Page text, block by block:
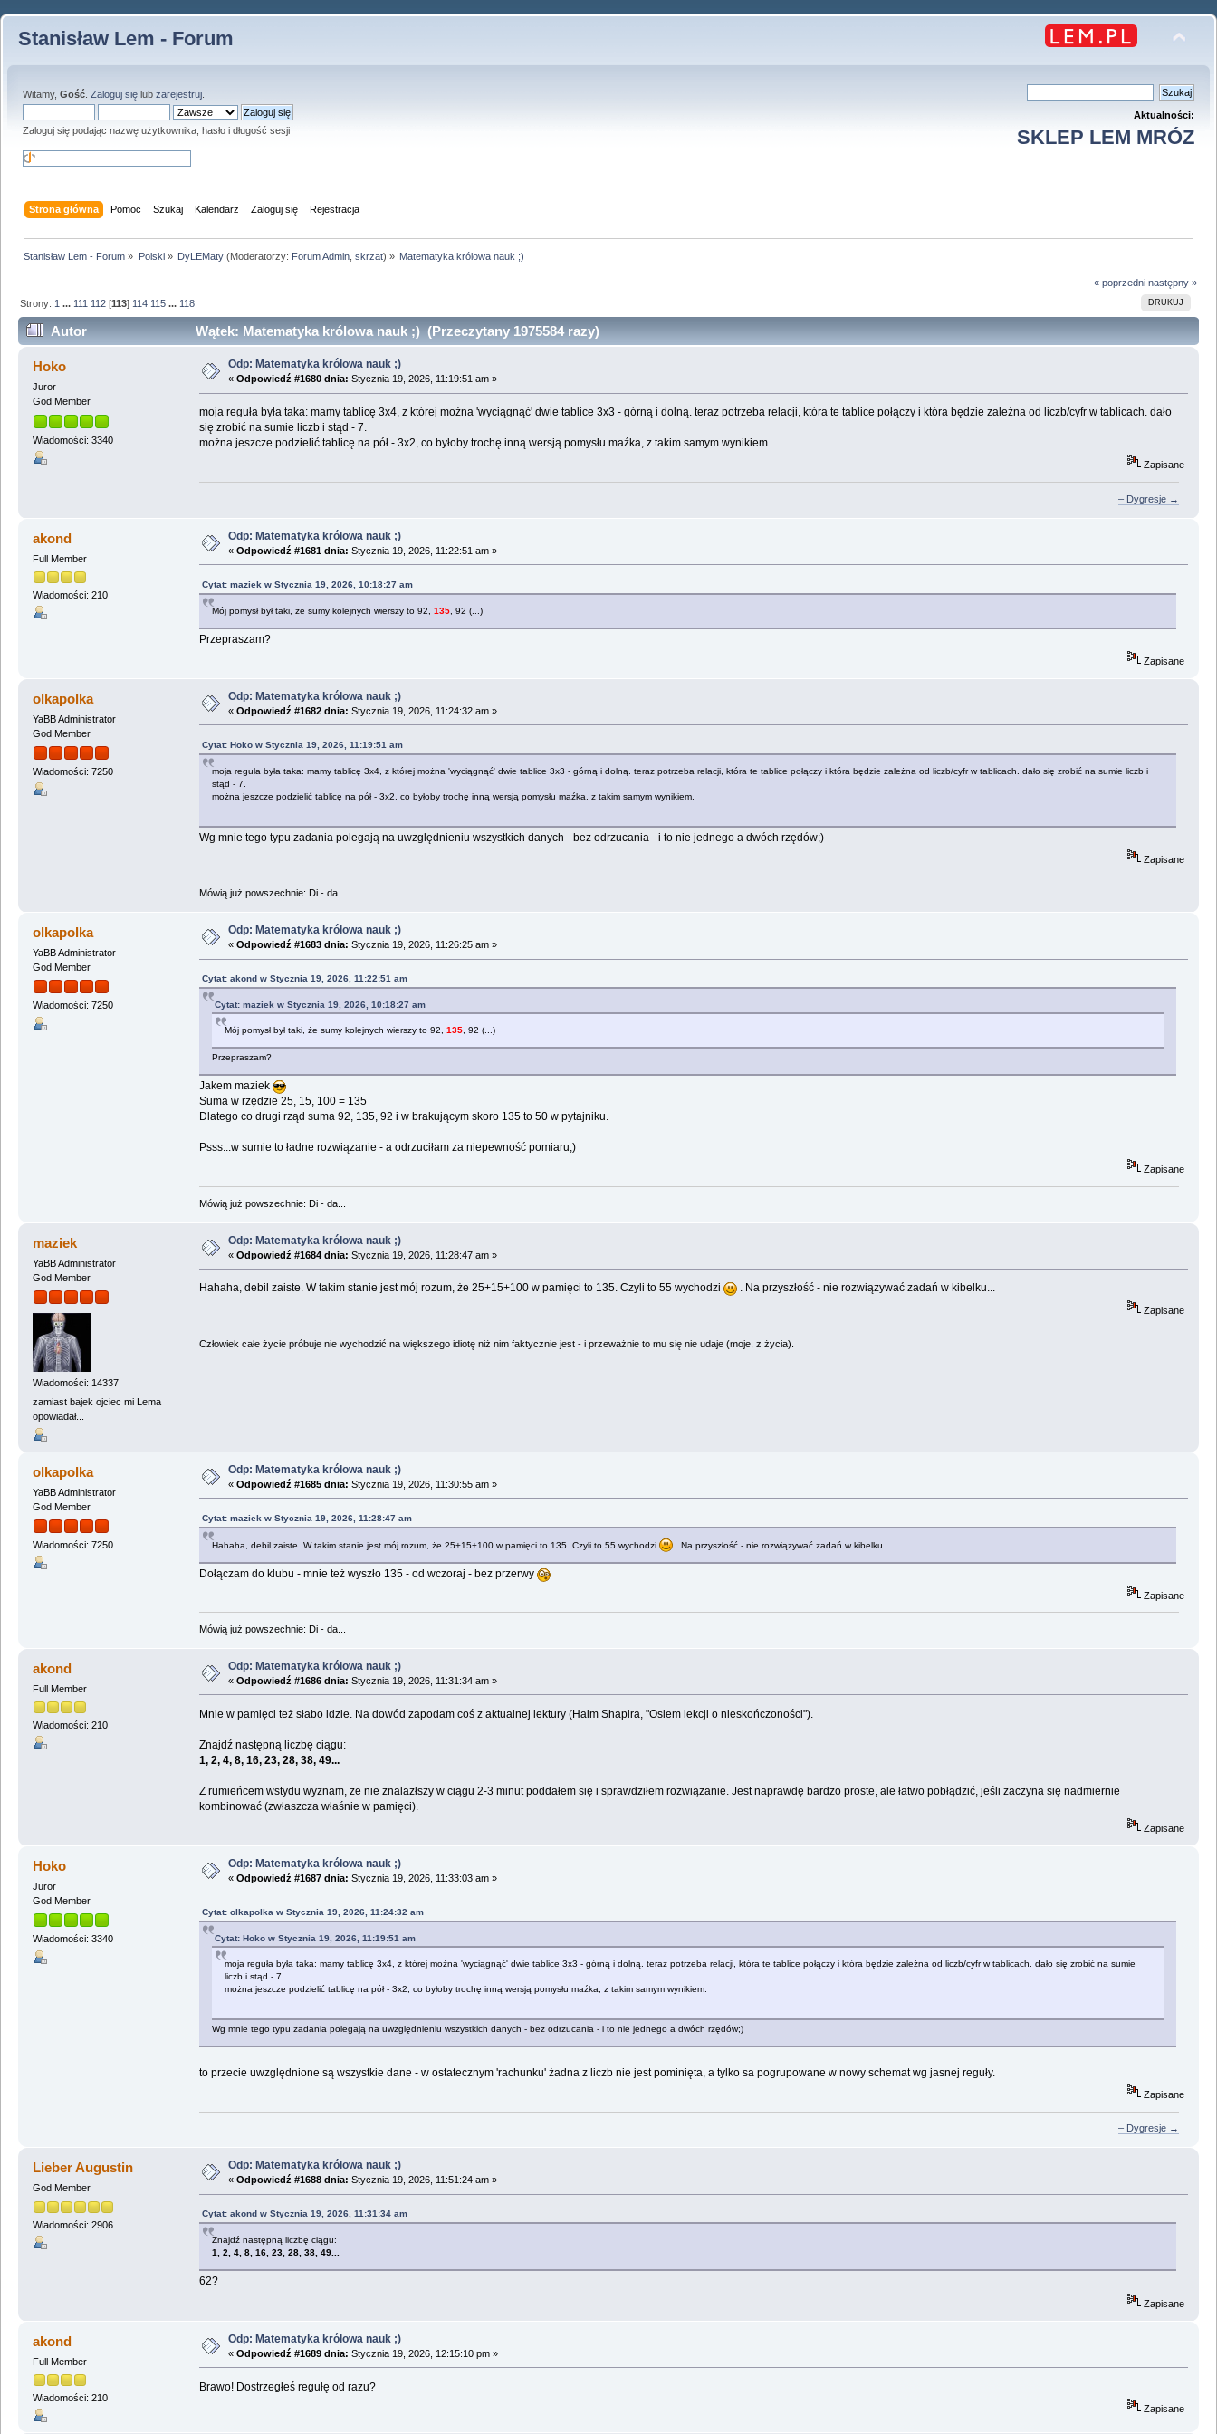
Stanisław Lem - Forum
Witamy, Gość Zaloguj się lub zarejestruj
Zaloguj się podając nazwę użytkownika, hasło i długość sesji
Aktualności:
SKLEP LEM MRÓZ
Strona główna Pomoc Szukaj Kalendarz Zaloguj się Rejestracja
Stanisław Lem - Forum » Polski» DyLEMaty(Moderatorzy: Forum Admin, skrzat) » Matematyka królowa nauk ;)
« poprzedni następny »
DRUKUJ
Strony: 1 ... 111 112 [113] 114 115 ... 118
Autor Wątek: Matematyka królowa nauk ;) (Przeczytany 1975584 razy)
Hoko
Juror
God Member
Wiadomości: 3340
Odp: Matematyka królowa nauk ;)
« Odpowiedź #1680 dnia: Stycznia 19, 2026, 11:19:51 am »
moja reguła była taka: mamy tablicę 3x4, z której można 'wyciągnąć' dwie tablice 3x3 - górną i dolną. teraz potrzeba relacji, która te tablice połączy i która będzie zależna od liczb/cyfr w tablicach. dało
się zrobić na sumie liczb i stąd - 7.
można jeszcze podzielić tablicę na pół - 3x2, co byłoby trochę inną wersją pomysłu maźka, z takim samym wynikiem.
Zapisane
– Dygresje →
akond
Full Member
Wiadomości: 210
Odp: Matematyka królowa nauk ;)
« Odpowiedź #1681 dnia: Stycznia 19, 2026, 11:22:51 am »
Cytat: maziek w Stycznia 19, 2026, 10:18:27 am
Mój pomysł był taki, że sumy kolejnych wierszy to 92, 135, 92 (...)
Przepraszam?
Zapisane
olkapolka
YaBB Administrator
God Member
Wiadomości: 7250
Odp: Matematyka królowa nauk ;)
« Odpowiedź #1682 dnia: Stycznia 19, 2026, 11:24:32 am »
Cytat: Hoko w Stycznia 19, 2026, 11:19:51 am
moja reguła była taka: mamy tablicę 3x4, z której można 'wyciągnąć' dwie tablice 3x3 - górną i dolną. teraz potrzeba relacji, która te tablice połączy i która będzie zależna od liczb/cyfr w tablicach. dało się zrobić na sumie liczb i
stąd - 7.
można jeszcze podzielić tablicę na pół - 3x2, co byłoby trochę inną wersją pomysłu maźka, z takim samym wynikiem.
Wg mnie tego typu zadania polegają na uwzględnieniu wszystkich danych - bez odrzucania - i to nie jednego a dwóch rzędów;)
Zapisane
Mówią już powszechnie: Di - da...
olkapolka
YaBB Administrator
God Member
Wiadomości: 7250
Odp: Matematyka królowa nauk ;)
« Odpowiedź #1683 dnia: Stycznia 19, 2026, 11:26:25 am »
Cytat: akond w Stycznia 19, 2026, 11:22:51 am
Cytat: maziek w Stycznia 19, 2026, 10:18:27 am
Mój pomysł był taki, że sumy kolejnych wierszy to 92, 135, 92 (...)
Przepraszam?
Jakem maziek
Suma w rzędzie 25, 15, 100 = 135
Dlatego co drugi rząd suma 92, 135, 92 i w brakującym skoro 135 to 50 w pytajniku.
Psss...w sumie to ładne rozwiązanie - a odrzuciłam za niepewność pomiaru;)
Zapisane
Mówią już powszechnie: Di - da...
maziek
YaBB Administrator
God Member
Wiadomości: 14337
zamiast bajek ojciec mi Lema
opowiadał...
Odp: Matematyka królowa nauk ;)
« Odpowiedź #1684 dnia: Stycznia 19, 2026, 11:28:47 am »
Hahaha, debil zaiste. W takim stanie jest mój rozum, że 25+15+100 w pamięci to 135. Czyli to 55 wychodzi . Na przyszłość - nie rozwiązywać zadań w kibelku...
Zapisane
Człowiek całe życie próbuje nie wychodzić na większego idiotę niż nim faktycznie jest - i przeważnie to mu się nie udaje (moje, z życia).
olkapolka
YaBB Administrator
God Member
Wiadomości: 7250
Odp: Matematyka królowa nauk ;)
« Odpowiedź #1685 dnia: Stycznia 19, 2026, 11:30:55 am »
Cytat: maziek w Stycznia 19, 2026, 11:28:47 am
Hahaha, debil zaiste. W takim stanie jest mój rozum, że 25+15+100 w pamięci to 135. Czyli to 55 wychodzi . Na przyszłość - nie rozwiązywać zadań w kibelku...
Dołączam do klubu - mnie też wyszło 135 - od wczoraj - bez przerwy
Zapisane
Mówią już powszechnie: Di - da...
akond
Full Member
Wiadomości: 210
Odp: Matematyka królowa nauk ;)
« Odpowiedź #1686 dnia: Stycznia 19, 2026, 11:31:34 am »
Mnie w pamięci też słabo idzie. Na dowód zapodam coś z aktualnej lektury (Haim Shapira, "Osiem lekcji o nieskończoności").
Znajdź następną liczbę ciągu:
1, 2, 4, 8, 16, 23, 28, 38, 49...
Z rumieńcem wstydu wyznam, że nie znalazłszy w ciągu 2-3 minut poddałem się i sprawdziłem rozwiązanie. Jest naprawdę bardzo proste, ale łatwo pobłądzić, jeśli zaczyna się nadmiernie
kombinować (zwłaszcza właśnie w pamięci).
Zapisane
Hoko
Juror
God Member
Wiadomości: 3340
Odp: Matematyka królowa nauk ;)
« Odpowiedź #1687 dnia: Stycznia 19, 2026, 11:33:03 am »
Cytat: olkapolka w Stycznia 19, 2026, 11:24:32 am
Cytat: Hoko w Stycznia 19, 2026, 11:19:51 am
moja reguła była taka: mamy tablicę 3x4, z której można 'wyciągnąć' dwie tablice 3x3 - górną i dolną. teraz potrzeba relacji, która te tablice połączy i która będzie zależna od liczb/cyfr w tablicach. dało się zrobić na sumie
liczb i stąd - 7.
można jeszcze podzielić tablicę na pół - 3x2, co byłoby trochę inną wersją pomysłu maźka, z takim samym wynikiem.
Wg mnie tego typu zadania polegają na uwzględnieniu wszystkich danych - bez odrzucania - i to nie jednego a dwóch rzędów;)
to przecie uwzględnione są wszystkie dane - w ostatecznym 'rachunku' żadna z liczb nie jest pominięta, a tylko sa pogrupowane w nowy schemat wg jasnej reguły.
Zapisane
– Dygresje →
Lieber Augustin
God Member
Wiadomości: 2906
Odp: Matematyka królowa nauk ;)
« Odpowiedź #1688 dnia: Stycznia 19, 2026, 11:51:24 am »
Cytat: akond w Stycznia 19, 2026, 11:31:34 am
Znajdź następną liczbę ciągu:
1, 2, 4, 8, 16, 23, 28, 38, 49...
62?
Zapisane
akond
Full Member
Wiadomości: 210
Odp: Matematyka królowa nauk ;)
« Odpowiedź #1689 dnia: Stycznia 19, 2026, 12:15:10 pm »
Brawo! Dostrzegłeś regułę od razu?
Zapisane